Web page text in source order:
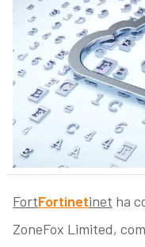
FortFortinetinet ha
ZoneFox Limited,